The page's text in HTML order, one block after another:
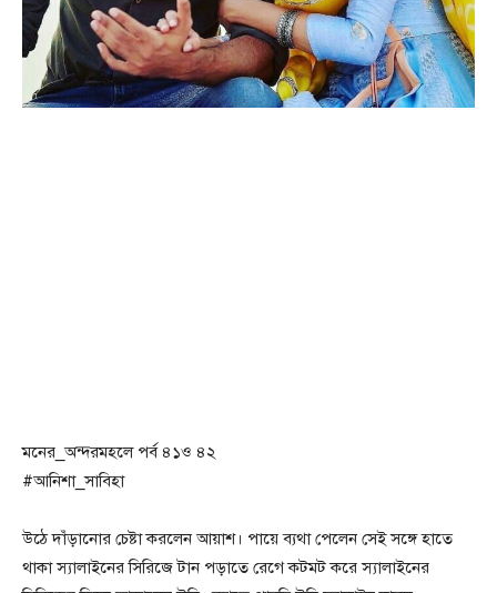
মনের_অন্দরমহলে পর্ব ৪১ও ৪২
#আনিশা_সাবিহা
উঠে দাঁড়ানোর চেষ্টা করলেন আয়াশ। পায়ে ব্যথা পেলেন সেই সঙ্গে হাতে
থাকা স্যালাইনের সিরিজে টান পড়াতে রেগে কটমট করে স্যালাইনের